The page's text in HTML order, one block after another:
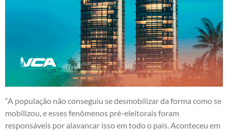
“A população não conseguiu se desmobilizar da forma como se
mobilizou, e esses fenômenos pré-eleitorais foram
responsáveis por alavancar isso em todo o país. Aconteceu em